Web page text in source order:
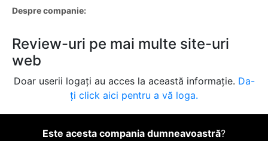
Despre companie:
Review-uri pe mai multe site-uri
web
Doar userii logați au acces la această informație. Da-
ți click aici pentru a vă loga.
Este acesta compania dumneavoastră?